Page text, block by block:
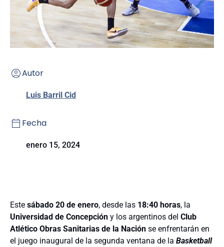
Autor
Luis Barril Cid
Fecha
enero 15, 2024
Este sábado 20 de enero, desde las 18:40 horas, la
Universidad de Concepción y los argentinos del Club
Atlético Obras Sanitarias de la Nación se enfrentarán en
el juego inaugural de la segunda ventana de la Basketball